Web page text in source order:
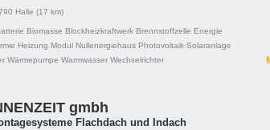
Halle (17 km)
Biomasse Blockheizkraftwerk Brennstoffzelle Energie
Heizung Modul Nullenergiehaus Photovoltaik Solaranlage
Wärmepumpe Warmwasser Wechselrichter
gmbh
Flachdach und Indach